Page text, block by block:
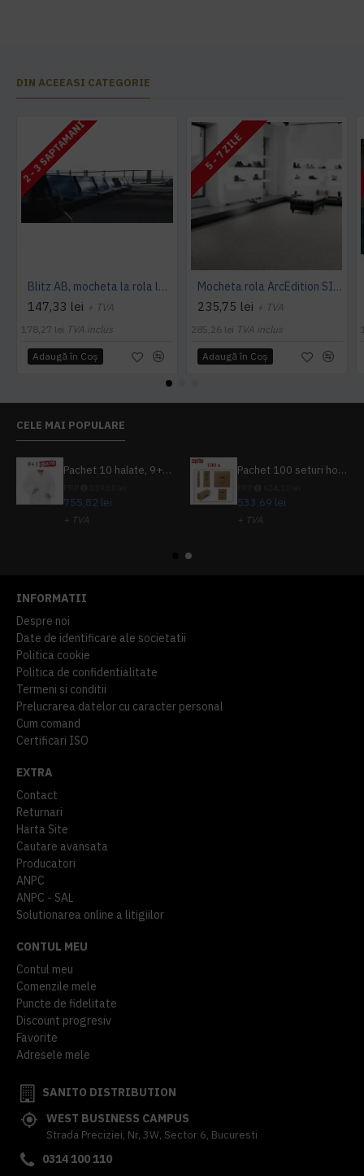
DIN ACEEASI CATEGORIE
2 - 3 SAPTAMANI
Blitz AB, mocheta la rola latime 4 m, Balta Industries
147,33 lei + TVA
178,27 lei TVA inclus
Adaugă în Coş
5 - 7 ZILE
Mocheta rola ArcEdition SIRIOUS AB
235,75 lei + TVA
285,26 lei TVA inclus
Adaugă în Coş
CELE MAI POPULARE
Pachet 10 halate, 9+1 gratuit
755,82 lei
+ TVA
Pachet 100 seturi hoteliere, set dentar, set barbierit, casca de dus, pila unghii, set cusut
533,69 lei
+ TVA
INFORMATII
Despre noi
Date de identificare ale societatii
Politica cookie
Politica de confidentialitate
Termeni si conditii
Prelucrarea datelor cu caracter personal
Cum comand
Certificari ISO
EXTRA
Contact
Returnari
Harta Site
Cautare avansata
Producatori
ANPC
ANPC - SAL
Solutionarea online a litigiilor
CONTUL MEU
Contul meu
Comenzile mele
Puncte de fidelitate
Discount progresiv
Favorite
Adresele mele
SANITO DISTRIBUTION
WEST BUSINESS CAMPUS
Strada Preciziei, Nr, 3W, Sector 6, Bucuresti
0314 100 110